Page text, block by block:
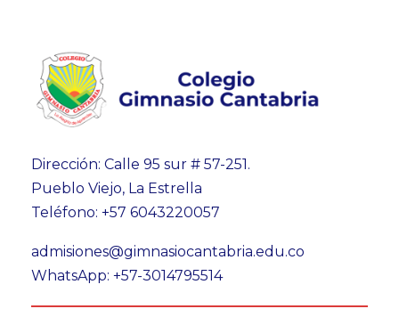
Dirección: Calle 95 sur # 57-251.
Pueblo Viejo, La Estrella
Teléfono: +57 6043220057
admisiones@gimnasiocantabria.edu.co
WhatsApp: +57-3014795514